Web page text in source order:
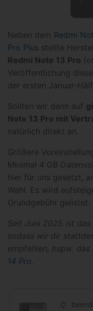
Neben dem Redmi
Pro Plus stellte
Redmi Note 13 Pro
Veröffentlichung
der ersten Januar-
Sollten wir dann auf
Note 13 Pro mit
natürlich direkt an.
Größere
Minimal 4 GB
hier für uns gesetzt,
Wahl. Es wird
Grundgebühr gelistet.
Seit Juni 2025 ist das
sodass wir dir
empfehlen, bspw.
14 Pro.